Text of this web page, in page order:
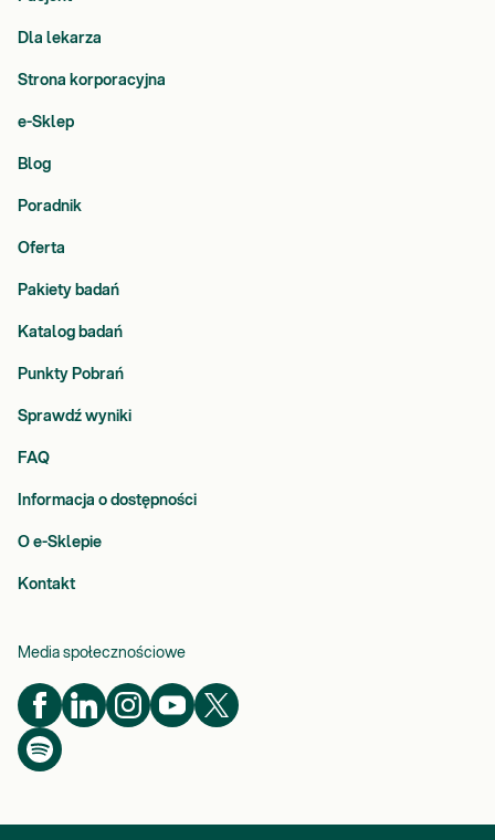
Dla lekarza
Strona korporacyjna
e-Sklep
Blog
Poradnik
Oferta
Pakiety badań
Katalog badań
Punkty Pobrań
Sprawdź wyniki
FAQ
Informacja o dostępności
O e-Sklepie
Kontakt
Media społecznościowe